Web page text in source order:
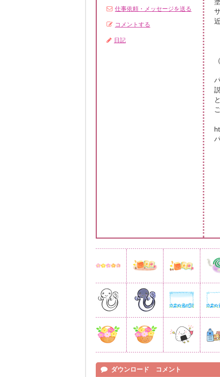
仕事依頼・メッセージを送る
コメントする
日記
ダウンロード コメント